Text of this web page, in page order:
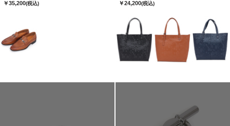
￥35,200(税込) ￥24,200(税込)